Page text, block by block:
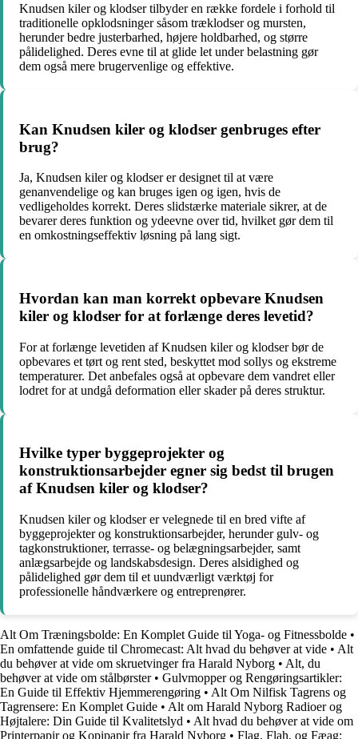
Knudsen kiler og klodser tilbyder en række fordele i forhold til
traditionelle opklodsninger såsom træklodser og mursten,
herunder bedre justerbarhed, højere holdbarhed, og større
pålidelighed. Deres evne til at glide let under belastning gør
dem også mere brugervenlige og effektive.
Kan Knudsen kiler og klodser genbruges efter
brug?
Ja, Knudsen kiler og klodser er designet til at være
genanvendelige og kan bruges igen og igen, hvis de
vedligeholdes korrekt. Deres slidstærke materiale sikrer, at de
bevarer deres funktion og ydeevne over tid, hvilket gør dem til
en omkostningseffektiv løsning på lang sigt.
Hvordan kan man korrekt opbevare Knudsen
kiler og klodser for at forlænge deres levetid?
For at forlænge levetiden af Knudsen kiler og klodser bør de
opbevares et tørt og rent sted, beskyttet mod sollys og ekstreme
temperaturer. Det anbefales også at opbevare dem vandret eller
lodret for at undgå deformation eller skader på deres struktur.
Hvilke typer byggeprojekter og
konstruktionsarbejder egner sig bedst til brugen
af Knudsen kiler og klodser?
Knudsen kiler og klodser er velegnede til en bred vifte af
byggeprojekter og konstruktionsarbejder, herunder gulv- og
tagkonstruktioner, terrasse- og belægningsarbejder, samt
anlægsarbejde og landskabsdesign. Deres alsidighed og
pålidelighed gør dem til et uundværligt værktøj for
professionelle håndværkere og entreprenører.
Alt Om Træningsbolde: En Komplet Guide til Yoga- og Fitnessbolde •
En omfattende guide til Chromecast: Alt hvad du behøver at vide • Alt
du behøver at vide om skruetvinger fra Harald Nyborg • Alt, du
behøver at vide om stålbørster• Gulvmopper og Rengøringsartikler:
En Guide til Effektiv Hjemmerengøring • Alt Om Nilfisk Tagrens og
Tagrensere: En Komplet Guide • Alt om Harald Nyborg Radioer og
Højtalere: Din Guide til Kvalitetslyd • Alt hvad du behøver at vide om
Printerpapir og Kopipapir fra Harald Nyborg • Flag, Flah, og Fæag: